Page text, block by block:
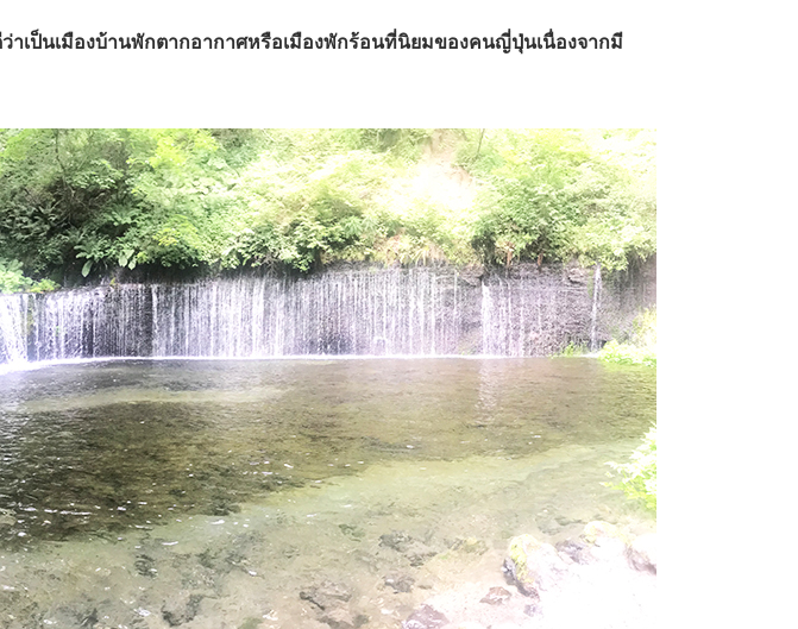
าเป็นเมืองบ้านพักตากอากาศหรือเมืองพักร้อนที่นิยมของคนญี่ปุ่นเนื่องจากมี